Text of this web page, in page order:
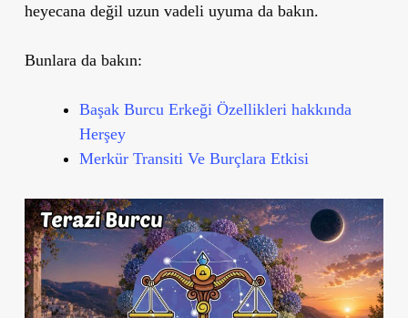
heyecana değil uzun vadeli uyuma da bakın.
Bunlara da bakın:
Başak Burcu Erkeği Özellikleri hakkında
Herşey
Merkür Transiti Ve Burçlara Etkisi